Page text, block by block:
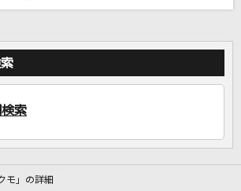
カラオケをもっと楽しもう！
索
モ」の詳細